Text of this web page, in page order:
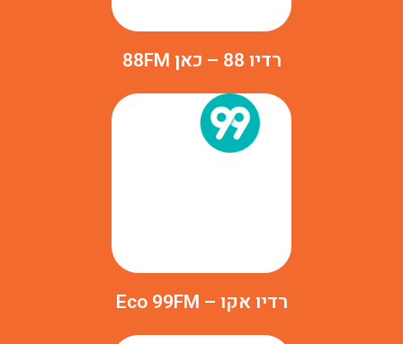
רדיו 88 – כאן 88FM
רדיו אקו – Eco 99FM